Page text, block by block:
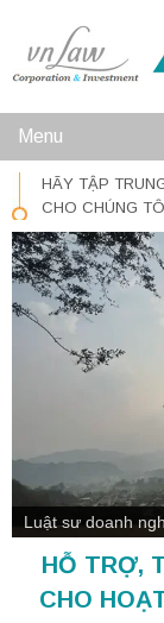
Menu
HÃY TẬP
CHO CHÚNG
Luật sư doanh
HỖ TRỢ,
CHO